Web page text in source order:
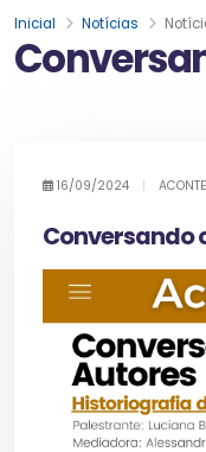
Inicial Notícias
16/09/2024
Conversando